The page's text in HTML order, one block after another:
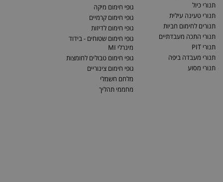
תנורי כיול
תנורי טעינה עילית
תנורים לחימום חביות
תנורי התכה מעבדתיים
תנורי PIT
תנורי מעבדה ביפה
תנורי מסוע
גופי חימום מיקה
גופי חימום קרמיים
גופי חימום לדיזות
גופי חימום שטוחים - בידוד
מינרלי MI
גופי חימום טבולים לחומצות
גופי חימום צינוריים
מלחם חשמלי
מחממי תהליך